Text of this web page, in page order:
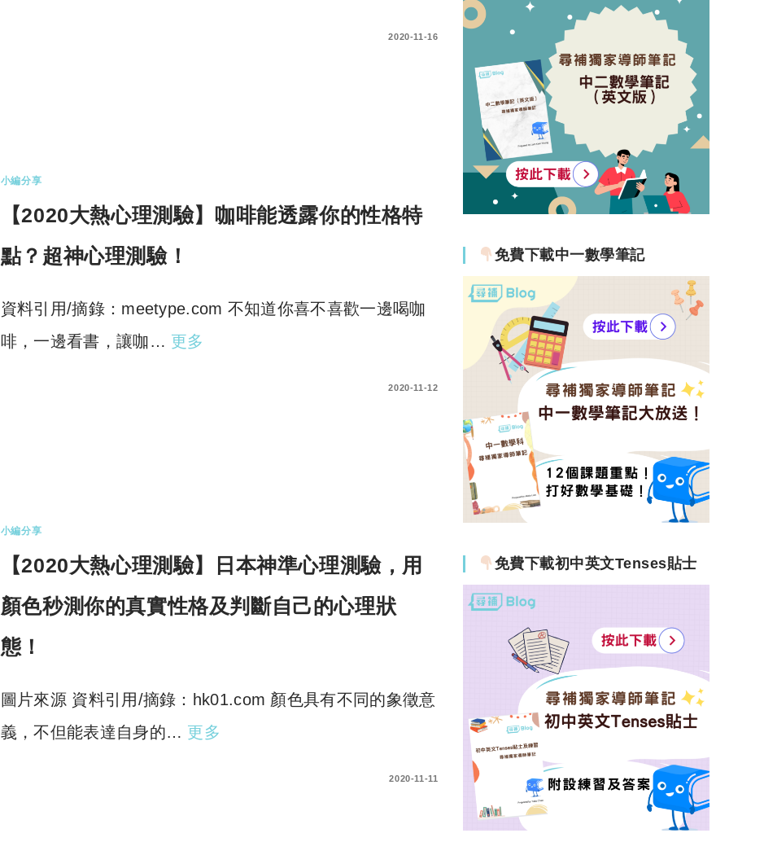
2020-11-16
小編分享
【2020大熱心理測驗】咖啡能透露你的性格特
點？超神心理測驗！
資料引用/摘錄：meetype.com 不知道你喜不喜歡一邊喝咖
啡，一邊看書，讓咖… 更多
2020-11-12
小編分享
【2020大熱心理測驗】日本神準心理測驗，用
顏色秒測你的真實性格及判斷自己的心理狀
態！
圖片來源 資料引用/摘錄：hk01.com 顏色具有不同的象徵意
義，不但能表達自身的… 更多
2020-11-11
免費下載中一數學筆記
免費下載初中英文Tenses貼士